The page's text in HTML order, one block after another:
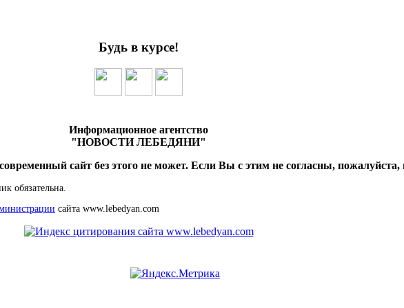
Будь в курсе!
Информационное агентство
"НОВОСТИ ЛЕБЕДЯНИ"
сайт без этого не может. Если Вы с этим не согласны, пожалуйста,
обязательна.
сайта www.lebedyan.com